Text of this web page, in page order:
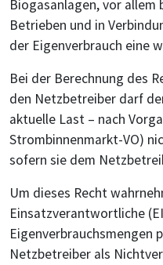
Biogasanlagen, vor
Betrieben und in
der Eigenverbrauch eine
Bei der Berechnung des
den Netzbetreiber darf
aktuelle Last – nach
Strombinnenmarkt-VO)
sofern sie dem
Um dieses Recht
Einsatzverantwortliche
Eigenverbrauchsmengen
Netzbetreiber als